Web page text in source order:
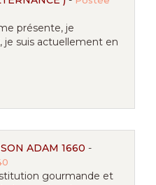
présente, je
je suis actuellement en
ADAM 1660 -
gourmande et